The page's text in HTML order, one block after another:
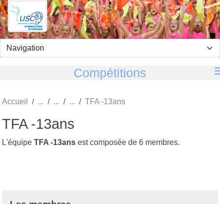
Compétitions
Accueil TFA -13ans
TFA -13ans
L'équipe TFA -13ans est composée de 6 membres.
Panneau de gestion des cookies